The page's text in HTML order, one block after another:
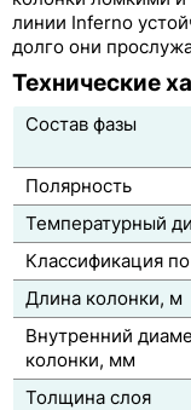
линии Inferno
долго они
Технические
Состав фазы
Полярность
Температурный
Классификация
Длина колонки, м
Внутренний
колонки, мм
Толщина слоя
ZB-5MSi
ZB-5ms
ZB-5HT
ZB-35
ZB-35HT
ZB-50
ZB-624
ZB-1701